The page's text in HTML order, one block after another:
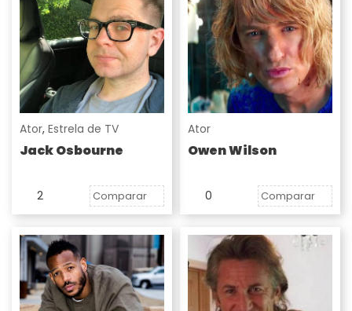
Ator, Estrela de TV
Jack Osbourne
2 Comparar
Ator
Owen Wilson
0 Comparar